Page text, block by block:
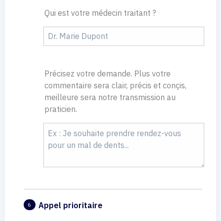
Qui est votre médecin traitant ?
Précisez votre demande. Plus votre
commentaire sera clair, précis et conçis,
meilleure sera notre transmission au
praticien.
6 Appel prioritaire